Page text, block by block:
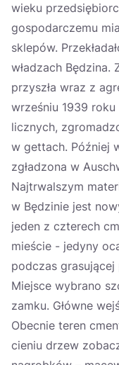
wieku
gospodarczemu
sklepów.
władzach Będzina.
przyszła wraz z
wrześniu 1939
licznych,
w gettach. Później
zgładzona w
Najtrwalszym
w Będzinie jest
jeden z czterech
mieście - jedyny
podczas
Miejsce wybrano
zamku. Główne
Obecnie teren
cieniu drzew